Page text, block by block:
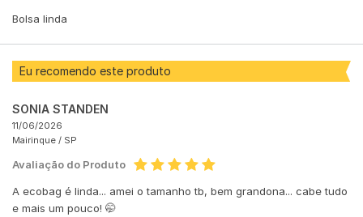
Bolsa linda
Eu recomendo este produto
SONIA STANDEN
11/06/2026
Mairinque / SP
Avaliação do Produto
A ecobag é linda... amei o tamanho tb, bem grandona... cabe tudo
e mais um pouco! 🤭